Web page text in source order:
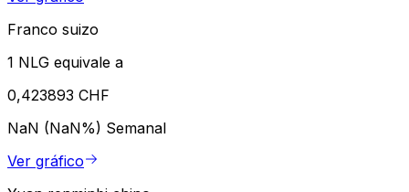
Franco suizo
1 NLG equivale a
0,423893 CHF
NaN (NaN%) Semanal
Ver gráfico